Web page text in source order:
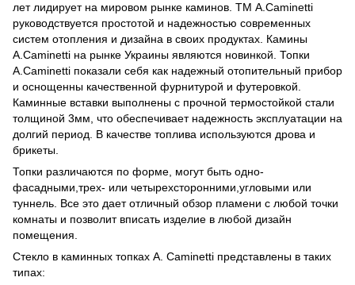
лет лидирует на мировом рынке каминов. ТМ A.Caminetti
руководствуется простотой и надежностью современных
систем отопления и дизайна в своих продуктах. Камины
A.Caminetti на рынке Украины являются новинкой. Топки
A.Caminetti показали себя как надежный отопительный прибор
и оснощенны качественной фурнитурой и футеровкой.
Каминные вставки выполнены с прочной термостойкой стали
толщиной 3мм, что обеспечивает надежность эксплуатации на
долгий период. В качестве топлива используются дрова и
брикеты.
Топки различаются по форме, могут быть одно-
фасадными,трех- или четырехсторонними,угловыми или
туннель. Все это дает отличный обзор пламени с любой точки
комнаты и позволит вписать изделие в любой дизайн
помещения.
Стекло в каминных топках A. Caminetti представлены в таких
типах: